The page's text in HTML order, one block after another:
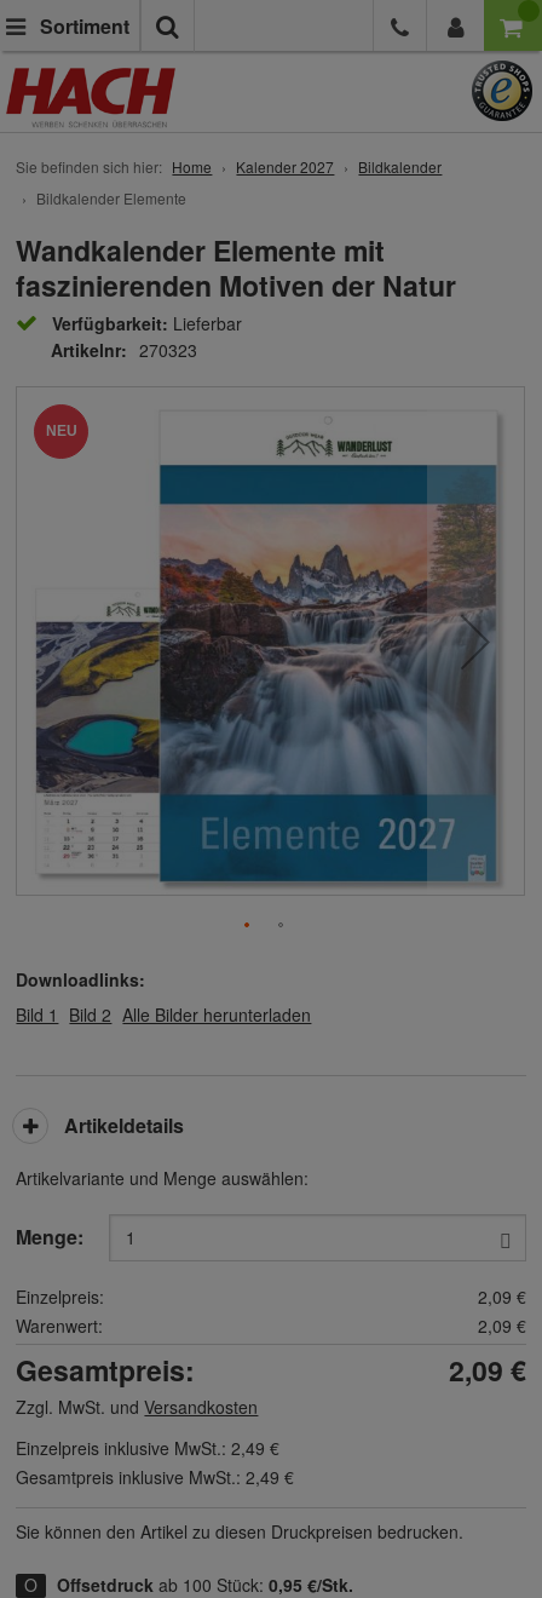
Sortiment
Sie befinden sich hier: Home Kalender 2027
Bildkalender
Bildkalender Elemente
Wandkalender Elemente mit
faszinierenden Motiven der Natur
Verfügbarkeit: Lieferbar
Artikelnr: 270323
NEU
Downloadlinks:
Bild 1
Bild 2 Alle Bilder herunterladen
Artikelvariante und Menge auswählen:
Menge:
Einzelpreis:
2,09 €
Warenwert:
2,09 €
Gesamtpreis: 2,09 €
Zzgl. MwSt. undVersandkosten
Einzelpreis inklusive MwSt.:2,49 €
Gesamtpreis inklusive MwSt.:2,49 €
Sie können den Artikel zu diesen Druck­preisen bedrucken.
Offsetdruck ab 100 Stück:0,95 €/Stk.
Artikeldetails